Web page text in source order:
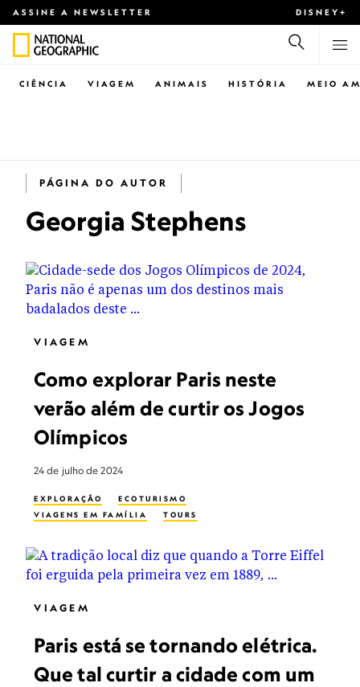
ASSINE A NEWSLETTER DISNEY+
CIÊNCIA VIAGEM ANIMAIS HISTÓRIA MEIO
PÁGINA DO AUTOR
Georgia Stephens
VIAGEM
Como explorar Paris neste
verão além de curtir os Jogos
Olímpicos
24 de julho de 2024
EXPLORAÇÃO
ECOTURISMO
VIAGENS EM FAMÍLIA
TOURS
VIAGEM
Paris está se tornando elétrica.
Que tal curtir a cidade com um